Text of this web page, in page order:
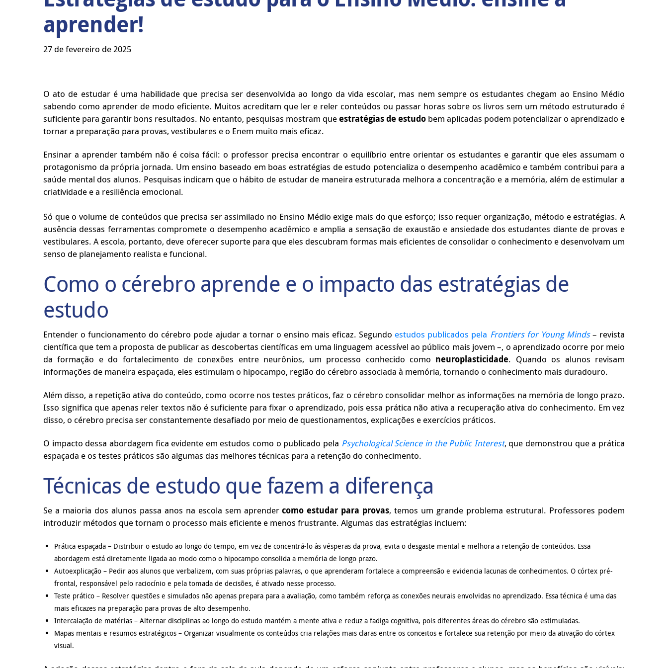
aprender!
27 de fevereiro de 2025
O ato de estudar é uma habilidade que precisa ser desenvolvida ao longo da vida escolar, mas nem sempre os estudantes chegam ao Ensino Médio
sabendo como aprender de modo eficiente. Muitos acreditam que ler e reler conteúdos ou passar horas sobre os livros sem um método estruturado é
suficiente para garantir bons resultados. No entanto, pesquisas mostram queestratégias de estudo bem aplicadas podem potencializar o aprendizado e
tornar a preparação para provas, vestibulares e o Enem muito mais eficaz.
Ensinar a aprender também não é coisa fácil: o professor precisa encontrar o equilíbrio entre orientar os estudantes e garantir que eles assumam o
protagonismo da própria jornada. Um ensino baseado em boas estratégias de estudo potencializa o desempenho acadêmico e também contribui para a
saúde mental dos alunos. Pesquisas indicam que o hábito de estudar de maneira estruturada melhora a concentração e a memória, além de estimular a
criatividade e a resiliência emocional.
Só que o volume de conteúdos que precisa ser assimilado no Ensino Médio exige mais do que esforço; isso requer organização, método e estratégias. A
ausência dessas ferramentas compromete o desempenho acadêmico e amplia a sensação de exaustão e ansiedade dos estudantes diante de provas e
vestibulares. A escola, portanto, deve oferecer suporte para que eles descubram formas mais eficientes de consolidar o conhecimento e desenvolvam um
senso de planejamento realista e funcional.
Como o cérebro aprende e o impacto das estratégias de
estudo
Entender o funcionamento do cérebro pode ajudar a tornar o ensino mais eficaz. Segundo estudos publicados pela Frontiers for Young Minds – revista
científica que tem a proposta de publicar as descobertas científicas em uma linguagem acessível ao público mais jovem–, o aprendizado ocorre por meio
da formação e do fortalecimento de conexões entre neurônios, um processo conhecido como neuroplasticidade. Quando os alunos revisam
informações de maneira espaçada, eles estimulam o hipocampo, região do cérebro associada à memória, tornando o conhecimento mais duradouro.
Além disso, a repetição ativa do conteúdo, como ocorre nos testes práticos, faz o cérebro consolidar melhor as informações na memória de longo prazo.
Isso significa que apenas reler textos não é suficiente para fixar o aprendizado, pois essa prática não ativa a recuperação ativa do conhecimento. Em vez
disso, o cérebro precisa ser constantemente desafiado por meio de questionamentos, explicações e exercícios práticos.
O impacto dessa abordagem fica evidente em estudos como o publicado pela Psychological Science in the Public Interest, que demonstrou que a prática
espaçada e os testes práticos são algumas das melhores técnicas para a retenção do conhecimento.
Técnicas de estudo que fazem a diferença
Se a maioria dos alunos passa anos na escola sem aprendercomo estudar para provas, temos um grande problema estrutural. Professores podem
introduzir métodos que tornam o processo mais eficiente e menos frustrante. Algumas das estratégias incluem:
Prática espaçada – Distribuir o estudo ao longo do tempo, em vez de concentrá-lo às vésperas da prova, evita o desgaste mental e melhora a retenção de conteúdos. Essa
abordagem está diretamente ligada ao modo como o hipocampo consolida a memória de longo prazo.
Autoexplicação – Pedir aos alunos que verbalizem, com suas próprias palavras, o que aprenderam fortalece a compreensão e evidencia lacunas de conhecimentos. O córtex pré-
frontal, responsável pelo raciocínio e pela tomada de decisões, é ativado nesse processo.
Teste prático – Resolver questões e simulados não apenas prepara para a avaliação, como também reforça as conexões neurais envolvidas no aprendizado. Essa técnica é uma das
mais eficazes na preparação para provas de alto desempenho.
Intercalação de matérias – Alternar disciplinas ao longo do estudo mantém a mente ativa e reduz a fadiga cognitiva, pois diferentes áreas do cérebro são estimuladas.
Mapas mentais e resumos estratégicos – Organizar visualmente os conteúdos cria relações mais claras entre os conceitos e fortalece sua retenção por meio da ativação do córtex
visual.